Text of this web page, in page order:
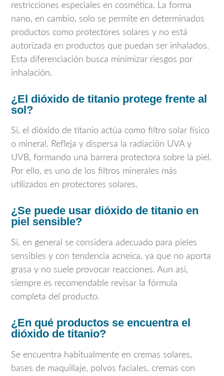
restricciones especiales en cosmética. La forma
nano, en cambio, solo se permite en determinados
productos como protectores solares y no está
autorizada en productos que puedan ser inhalados.
Esta diferenciación busca minimizar riesgos por
inhalación.
¿El dióxido de titanio protege frente al
sol?
Sí, el dióxido de titanio actúa como filtro solar físico
o mineral. Refleja y dispersa la radiación UVA y
UVB, formando una barrera protectora sobre la piel.
Por ello, es uno de los filtros minerales más
utilizados en protectores solares.
¿Se puede usar dióxido de titanio en
piel sensible?
Sí, en general se considera adecuado para pieles
sensibles y con tendencia acneica, ya que no aporta
grasa y no suele provocar reacciones. Aun así,
siempre es recomendable revisar la fórmula
completa del producto.
¿En qué productos se encuentra el
dióxido de titanio?
Se encuentra habitualmente en cremas solares,
bases de maquillaje, polvos faciales, cremas con